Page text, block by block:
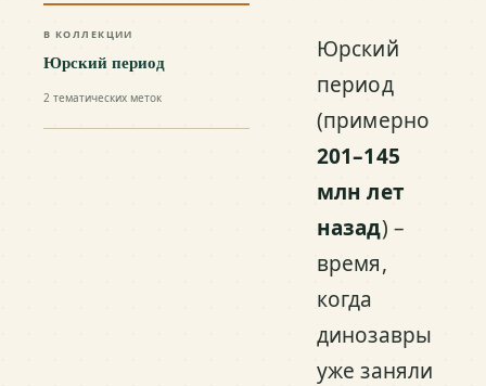
В КОЛЛЕКЦИИ
Юрский период
2 тематических меток
Юрский
период
(примерно
201–145
млн лет
назад) –
время,
когда
динозавры
уже заняли